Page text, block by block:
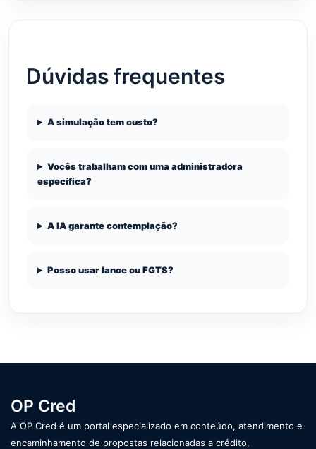
Dúvidas frequentes
A simulação tem custo?
Vocês trabalham com uma administradora
específica?
A IA garante contemplação?
Posso usar lance ou FGTS?
OP Cred
A OP Cred é um portal especializado em conteúdo, atendimento e
encaminhamento de propostas relacionadas a crédito,